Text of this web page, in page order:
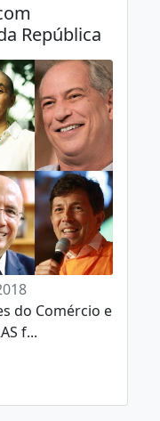
República
do Comércio e
f...